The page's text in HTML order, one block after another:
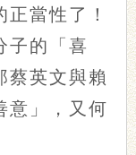
當性了！
子的「喜
蔡英文與賴
意」，又何